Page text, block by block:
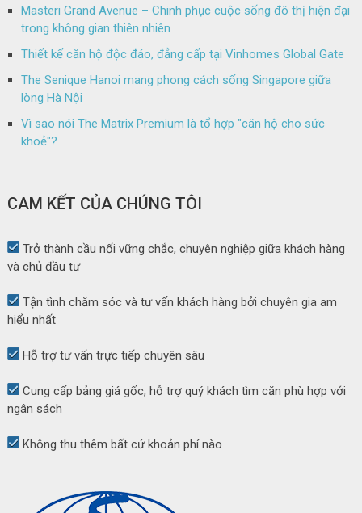
Masteri Grand Avenue – Chinh phục cuộc sống đô thị hiện đại
trong không gian thiên nhiên
Thiết kế căn hộ độc đáo, đẳng cấp tại Vinhomes Global Gate
The Senique Hanoi mang phong cách sống Singapore giữa
lòng Hà Nội
Vì sao nói The Matrix Premium là tổ hợp "căn hộ cho sức
khoẻ"?
CAM KẾT CỦA CHÚNG TÔI
Trở thành cầu nối vững chắc, chuyên nghiệp giữa khách hàng
và chủ đầu tư
Tận tình chăm sóc và tư vấn khách hàng bởi chuyên gia am
hiểu nhất
Hỗ trợ tư vấn trực tiếp chuyên sâu
Cung cấp bảng giá gốc, hỗ trợ quý khách tìm căn phù hợp với
ngân sách
Không thu thêm bất cứ khoản phí nào